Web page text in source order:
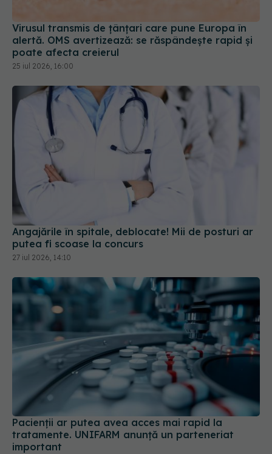
Virusul transmis de țânțari care pune Europa în
alertă. OMS avertizează: se răspândește rapid și
poate afecta creierul
25 iul 2026, 16:00
Angajările în spitale, deblocate! Mii de posturi ar
putea fi scoase la concurs
27 iul 2026, 14:10
Pacienții ar putea avea acces mai rapid la
tratamente. UNIFARM anunță un parteneriat
important